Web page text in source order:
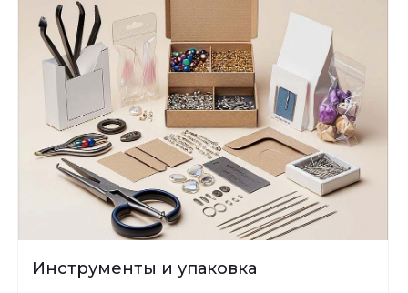
Инструменты и упаковка